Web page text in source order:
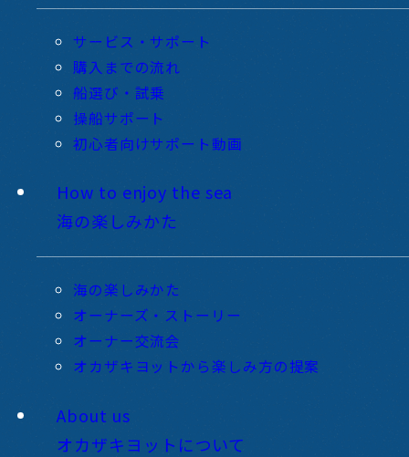
サービス・サポート
購入までの流れ
船選び・試乗
操船サポート
初心者向けサポート動画
How to enjoy the sea
海の楽しみかた
海の楽しみかた
オーナーズ・ストーリー
オーナー交流会
オカザキヨットから楽しみ方の提案
About us
オカザキヨットについて